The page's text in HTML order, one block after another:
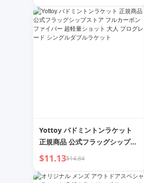
防止 塗装防止 シリコンケース
Yottoy バドミントンラケット
正規商品 公式フラッグシップス
トア フルカーボンファイバー 超
シングルダブルラケット
$11.13$14.84